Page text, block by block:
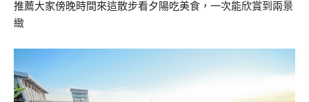
推薦大家傍晚時間來這散步看夕陽吃美食，一次能欣賞到兩景
緻